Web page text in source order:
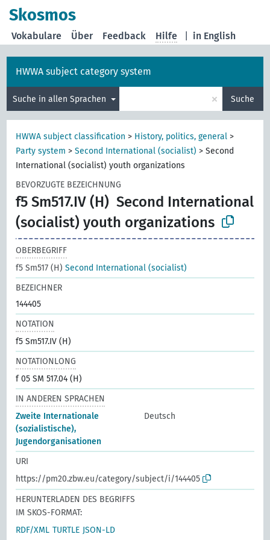
Skosmos
in English
Vokabulare Über Feedback Hilfe
HWWA subject category system
Suche in allen Sprachen × Suche
HWWA subject classification > History, politics, general >
Party system >Second International (socialist) >Second
International (socialist) youth organizations
BEVORZUGTE BEZEICHNUNG
f5 Sm517.IV (H) Second International
(socialist) youth organizations
OBERBEGRIFF
f5 Sm517 (H)Second International (socialist)
BEZEICHNER
144405
NOTATION
f5 Sm517.IV (H)
NOTATIONLONG
f 05 SM 517.04 (H)
IN ANDEREN SPRACHEN
Zweite Internationale
(sozialistische),
Jugendorganisationen
Deutsch
URI
https://pm20.zbw.eu/category/subject/i/144405
HERUNTERLADEN DES BEGRIFFS
IM SKOS-FORMAT:
RDF/XML TURTLE JSON-LD